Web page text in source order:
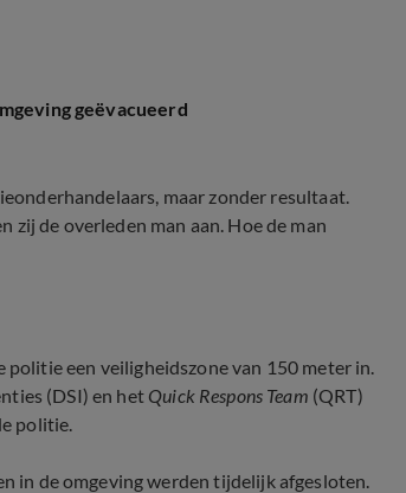
geëvacueerd
maar zonder resultaat.
de overleden man aan. Hoe de man
een veiligheidszone van 150 meter in.
(DSI) en het Quick Respons Team (QRT)
politie.
in de omgeving werden tijdelijk afgesloten.